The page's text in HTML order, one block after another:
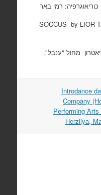
רמי באר
SOCCUS- by LIOR
מחול "ענבל".
Introdance
Company
Performing Arts
Herzliya,